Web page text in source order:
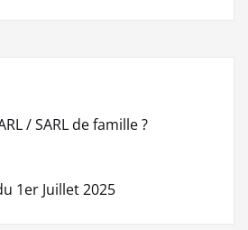
/ SARL de famille ?
1er Juillet 2025